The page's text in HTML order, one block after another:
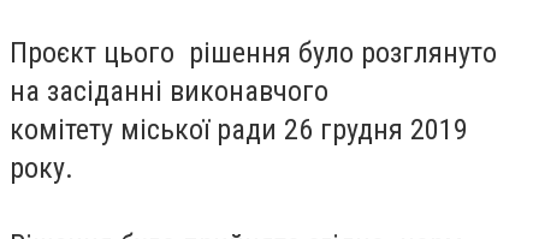
Проєкт цього рішення було розглянуто
на засіданні виконавчого
комітету міської ради 26 грудня 2019
року.